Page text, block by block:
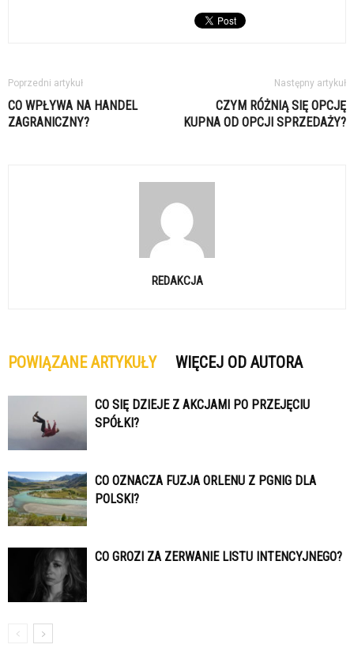
Poprzedni artykuł
CO WPŁYWA NA HANDEL
ZAGRANICZNY?
Następny artykuł
CZYM RÓŻNIĄ SIĘ OPCJĘ
KUPNA OD OPCJI SPRZEDAŻY?
REDAKCJA
POWIĄZANE ARTYKUŁY WIĘCEJ OD AUTORA
CO SIĘ DZIEJE Z AKCJAMI PO PRZEJĘCIU
SPÓŁKI?
CO OZNACZA FUZJA ORLENU Z PGNIG DLA
POLSKI?
CO GROZI ZA ZERWANIE LISTU INTENCYJNEGO?